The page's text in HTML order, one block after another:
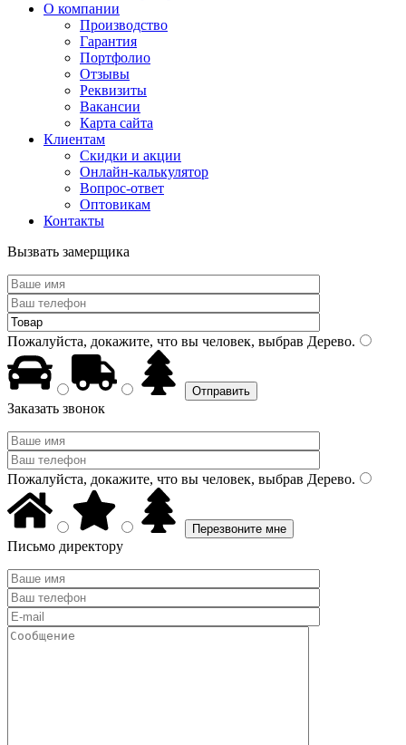
О компании
Производство
Гарантия
Портфолио
Отзывы
Реквизиты
Вакансии
Карта сайта
Клиентам
Скидки и акции
Онлайн-калькулятор
Вопрос-ответ
Оптовикам
Контакты
Вызвать замерщика
Пожалуйста, докажите, что вы человек, выбрав Дерево.
Заказать звонок
Пожалуйста, докажите, что вы человек, выбрав Дерево.
Письмо директору